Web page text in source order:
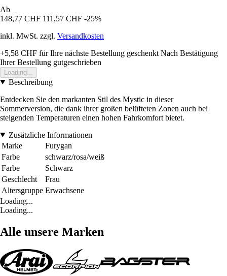
Ab
148,77 CHF 111,57 CHF -25%
inkl. MwSt. zzgl. Versandkosten
+5,58 CHF für Ihre nächste Bestellung geschenkt Nach Bestätigung
Ihrer Bestellung gutgeschrieben
Loading...
Beschreibung
Entdecken Sie den markanten Stil des Mystic in dieser
Sommerversion, die dank ihrer großen belüfteten Zonen auch bei
steigenden Temperaturen einen hohen Fahrkomfort bietet.
Zusätzliche Informationen
Marke
Furygan
Farbe
schwarz/rosa/weiß
Farbe
Schwarz
Geschlecht
Frau
Altersgruppe Erwachsene
Loading...
Loading...
Alle unsere Marken